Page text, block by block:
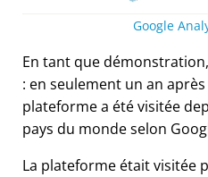
Google
En tant que
: en seulement un an
plateforme a été visitée
pays du monde selon
La plateforme était visitée